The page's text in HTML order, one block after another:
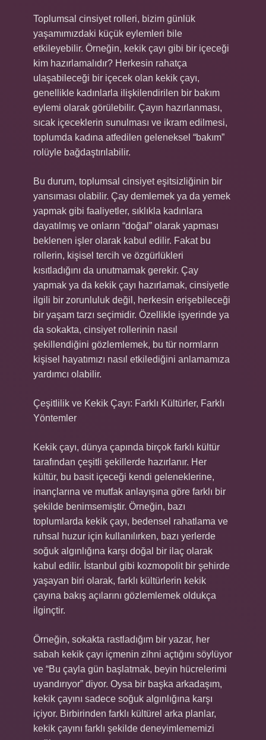
Toplumsal cinsiyet rolleri, bizim günlük
yaşamımızdaki küçük eylemleri bile
etkileyebilir. Örneğin, kekik çayı gibi bir içeceği
kim hazırlamalıdır? Herkesin rahatça
ulaşabileceği bir içecek olan kekik çayı,
genellikle kadınlarla ilişkilendirilen bir bakım
eylemi olarak görülebilir. Çayın hazırlanması,
sıcak içeceklerin sunulması ve ikram edilmesi,
toplumda kadına atfedilen geleneksel “bakım”
rolüyle bağdaştırılabilir.
Bu durum, toplumsal cinsiyet eşitsizliğinin bir
yansıması olabilir. Çay demlemek ya da yemek
yapmak gibi faaliyetler, sıklıkla kadınlara
dayatılmış ve onların “doğal” olarak yapması
beklenen işler olarak kabul edilir. Fakat bu
rollerin, kişisel tercih ve özgürlükleri
kısıtladığını da unutmamak gerekir. Çay
yapmak ya da kekik çayı hazırlamak, cinsiyetle
ilgili bir zorunluluk değil, herkesin erişebileceği
bir yaşam tarzı seçimidir. Özellikle işyerinde ya
da sokakta, cinsiyet rollerinin nasıl
şekillendiğini gözlemlemek, bu tür normların
kişisel hayatımızı nasıl etkilediğini anlamamıza
yardımcı olabilir.
Çeşitlilik ve Kekik Çayı: Farklı Kültürler, Farklı
Yöntemler
Kekik çayı, dünya çapında birçok farklı kültür
tarafından çeşitli şekillerde hazırlanır. Her
kültür, bu basit içeceği kendi geleneklerine,
inançlarına ve mutfak anlayışına göre farklı bir
şekilde benimsemiştir. Örneğin, bazı
toplumlarda kekik çayı, bedensel rahatlama ve
ruhsal huzur için kullanılırken, bazı yerlerde
soğuk algınlığına karşı doğal bir ilaç olarak
kabul edilir. İstanbul gibi kozmopolit bir şehirde
yaşayan biri olarak, farklı kültürlerin kekik
çayına bakış açılarını gözlemlemek oldukça
ilginçtir.
Örneğin, sokakta rastladığım bir yazar, her
sabah kekik çayı içmenin zihni açtığını söylüyor
ve “Bu çayla gün başlatmak, beyin hücrelerimi
uyandırıyor” diyor. Oysa bir başka arkadaşım,
kekik çayını sadece soğuk algınlığına karşı
içiyor. Birbirinden farklı kültürel arka planlar,
kekik çayını farklı şekilde deneyimlememizi